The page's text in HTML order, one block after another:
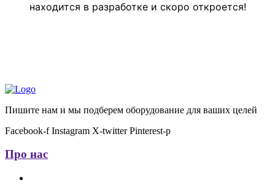
находится в разработке и скоро откроется!
Пишите нам и мы подберем оборудование для ваших целей
Facebook-f Instagram X-twitter Pinterest-p
Про нас